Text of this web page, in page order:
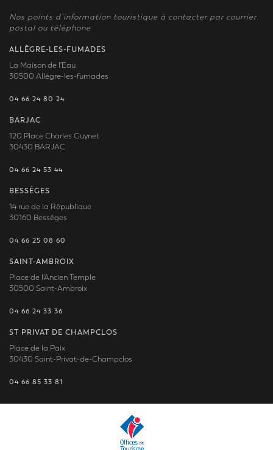
Nos points d’information touristique à contacter par courrier
postal ou téléphone
ALLÈGRE-LES-FUMADES
La Maison de l'Eau
30500 Allègre-les-fumades
04 66 24 80 24
BARJAC
120 Place Charles Guynet
30430 BARJAC
04 66 24 53 44
BESSÈGES
14 rue de la République
30160 Bessèges
04 66 25 08 60
SAINT-AMBROIX
Place de l'Ancien Temple
30500 Saint-Ambroix
04 66 24 33 36
ST PRIVAT DE CHAMPCLOS
Place de la Paix
30430 Saint-Privat-de-Champclos
04 66 85 33 81